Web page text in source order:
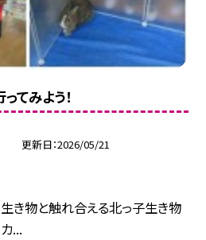
てみよう！
更新日 2026/05/21
生き物と触れ合える北っ子生き物
...